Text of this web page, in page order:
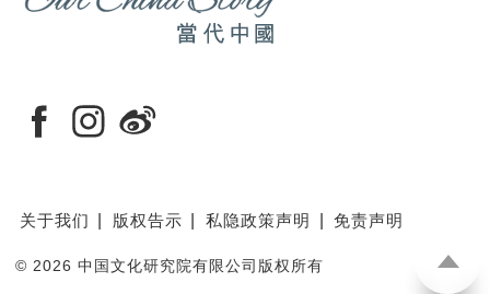
关于我们 版权告示 私隐政策声明 免责声明
© 2026 中国文化研究院有限公司版权所有